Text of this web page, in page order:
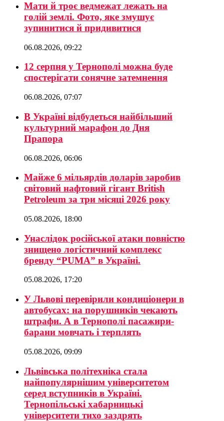
Мати й троє ведмежат лежать на
голій землі. Фото, яке змушує
зупинитися й придивитися
06.08.2026, 09:22
12 серпня у Тернополі можна буде
спостерігати сонячне затемнення
06.08.2026, 07:07
В Україні відбудеться найбільший
культурний марафон до Дня
Прапора
06.08.2026, 06:06
Майже 6 мільярдів доларів заробив
світовий нафтовий гігант British
Petroleum за три місяці 2026 року
05.08.2026, 18:00
Унаслідок російської атаки повністю
знищено логістичний комплекс
бренду “PUMA” в Україні.
05.08.2026, 17:20
У Львові перевірили кондиціонери в
автобусах: на порушників чекають
штрафи. А в Тернополі пасажири-
барани мовчать і терплять
05.08.2026, 09:09
Львівська політехніка стала
найпопулярнішим університетом
серед вступників в Україні.
Тернопільські хабарницькі
університети тихо заздрять